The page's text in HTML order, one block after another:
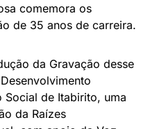
comemora os
de 35 anos de carreira.
da Gravação desse
Social de Itabirito, uma
da Raízes